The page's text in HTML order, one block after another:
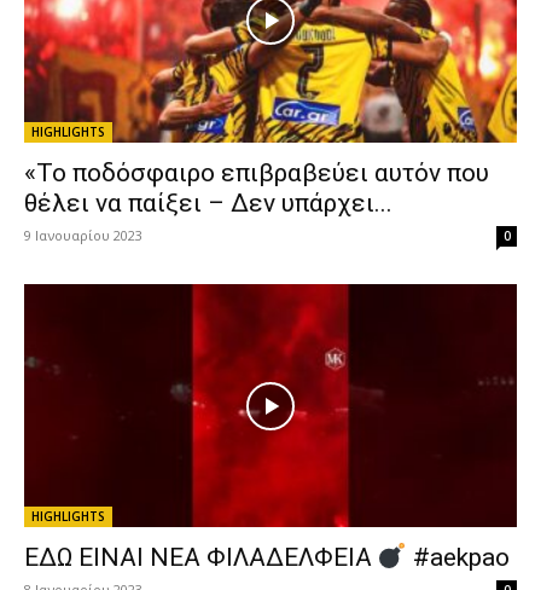
HIGHLIGHTS
«Το ποδόσφαιρο επιβραβεύει αυτόν που
θέλει να παίξει – Δεν υπάρχει...
9 Ιανουαρίου 2023 0
HIGHLIGHTS
ΕΔΩ ΕΙΝΑΙ ΝΕΑ ΦΙΛΑΔΕΛΦΕΙΑ #aekpao